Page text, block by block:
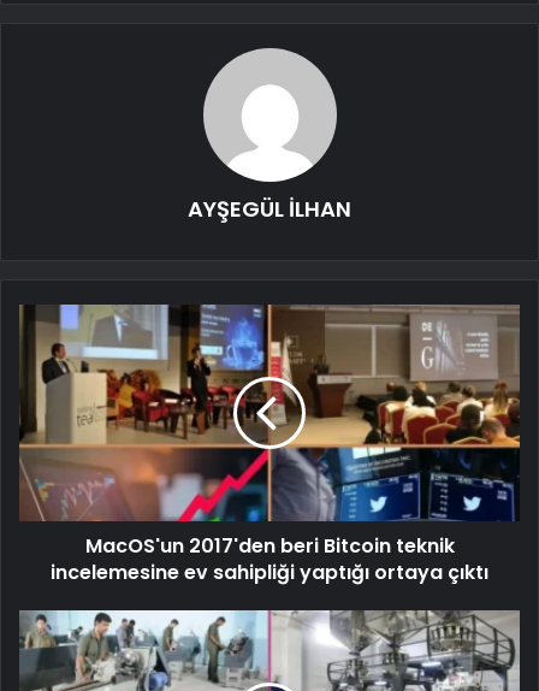
AYŞEGÜL İLHAN
MacOS'un 2017'den beri Bitcoin teknik
incelemesine ev sahipliği yaptığı ortaya çıktı